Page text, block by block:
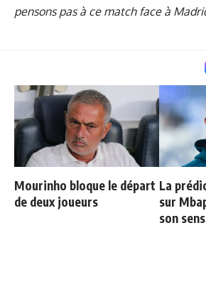
pensons pas à ce match face à
Mourinho bloque le départ
de deux joueurs
La
sur
son